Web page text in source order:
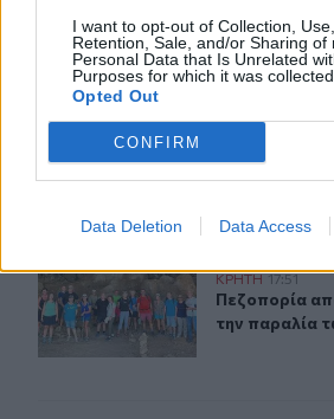
I want to opt-out of Collection, Use,
Retention, Sale, and/or Sharing of
Personal Data that Is Unrelated
Purposes for which it was collected.
Opted Out
CONFIRM
Data Deletion Data Access
Χανίων
καλοκαιρινές
Μια μεγάλη μουσική βραδιά
ΚΡΗΤΗ 18:05
Αλφά για τα
Πεζοπορία από τη Μίλατο έως
ΚΡΗΤΗ 17:51
Πεζοπορία
Πεζοπορία
την παραλία